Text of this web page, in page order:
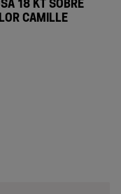
18 KT SOBRE
CAMILLE